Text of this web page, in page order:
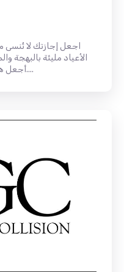
اجعل إجازتك لا
الأعياد مليئة بالبهجة
أجعل هذا الحدث الخاص بك لا يُنسى حقًا....